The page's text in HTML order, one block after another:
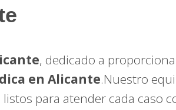
, dedicado a
en Alicante.Nuestro
para atender cada caso